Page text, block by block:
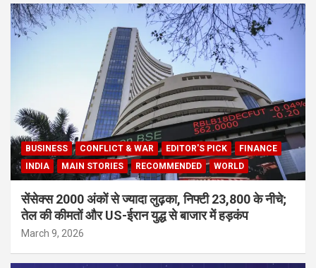
BUSINESS CONFLICT & WAR EDITOR'S PICK
FINANCE
INDIA
MAIN STORIES RECOMMENDED WORLD
सेंसेक्स 2000 अंकों से ज्यादा लुढ़का, निफ्टी 23,800 के नीचे;
तेल की कीमतों और US-ईरान युद्ध से बाजार में हड़कंप
March 9, 2026